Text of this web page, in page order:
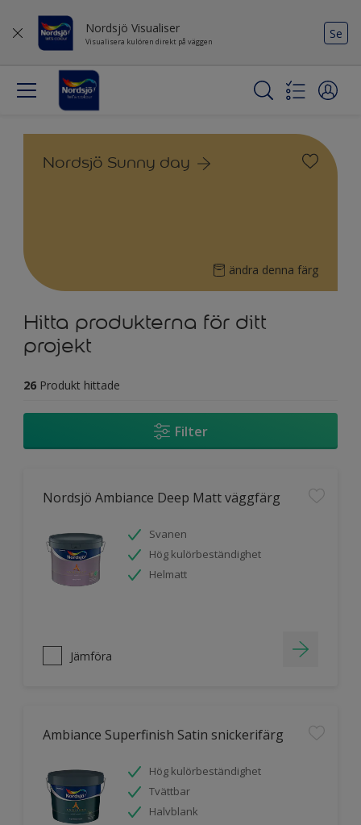
Nordsjö Visualiser
Visualisera kulören direkt på väggen
Se
Nordsjö Sunny day
ändra denna färg
Hitta produkterna för ditt
projekt
26 Produkt hittade
Filter
Nordsjö Ambiance Deep Matt väggfärg
Svanen
Hög kulörbeständighet
Helmatt
Jämföra
Ambiance Superfinish Satin snickerifärg
Hög kulörbeständighet
Tvättbar
Halvblank